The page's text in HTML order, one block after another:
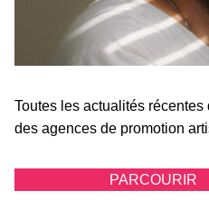
Toutes les actualités
des agences de promotion
PARCOURIR